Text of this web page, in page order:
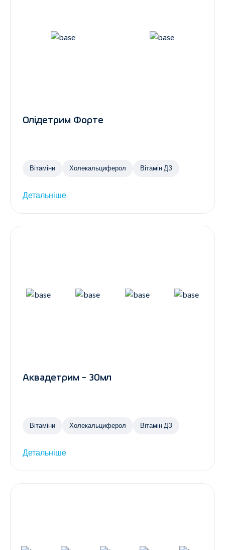
Олідетрим Форте
Вітаміни Холекальциферол Вітамін Д3
Детальніше
Аквадетрим - 30мл
Вітаміни Холекальциферол Вітамін Д3
Детальніше